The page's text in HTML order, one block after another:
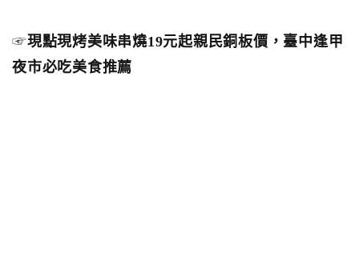
☞現點現烤美味串燒19元起親民銅板價，臺中逢甲
夜市必吃美食推薦